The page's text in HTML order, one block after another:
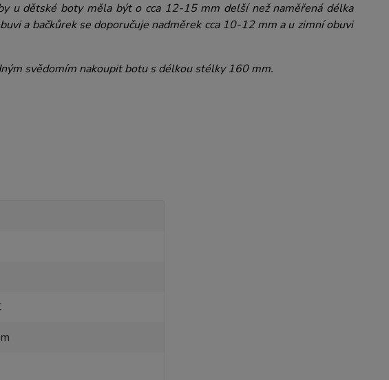
u dětské boty měla být o cca 12-15 mm delší než naměřená délka
a bačkůrek se doporučuje nadměrek cca 10-12 mm a u zimní obuvi
svědomím nakoupit botu s délkou stélky 160 mm.